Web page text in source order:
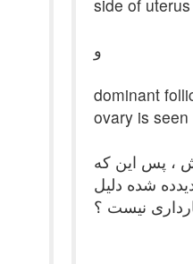
side of
و
dominant
ovary is seen
، پس این که
شده دلیل